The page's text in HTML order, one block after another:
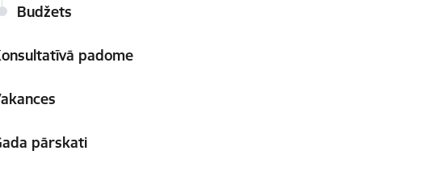
Budžets
padome
pārskati